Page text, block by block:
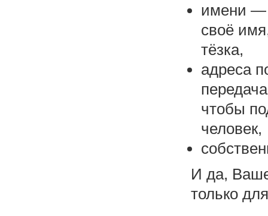
имени —
своё
тёзка,
адреса
чтобы
человек,
И да,
только